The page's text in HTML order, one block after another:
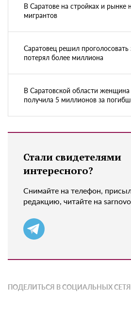
В Саратове на стройках и рынке
мигрантов
Саратовец решил проголосовать
потерял более миллиона
В Саратовской области женщина
получила 5 миллионов за
Стали свидетелями
интересного?
Снимайте на телефон,
редакцию, читайте на
ПОДЕЛИТЬСЯ В СОЦИАЛЬНЫХ